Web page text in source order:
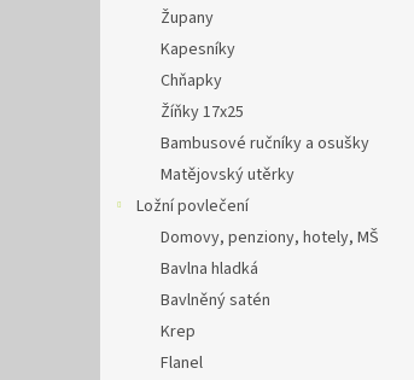
Župany
Kapesníky
Chňapky
Žíňky 17x25
Bambusové ručníky a osušky
Matějovský utěrky
Ložní povlečení
Domovy, penziony, hotely, MŠ
Bavlna hladká
Bavlněný satén
Krep
Flanel